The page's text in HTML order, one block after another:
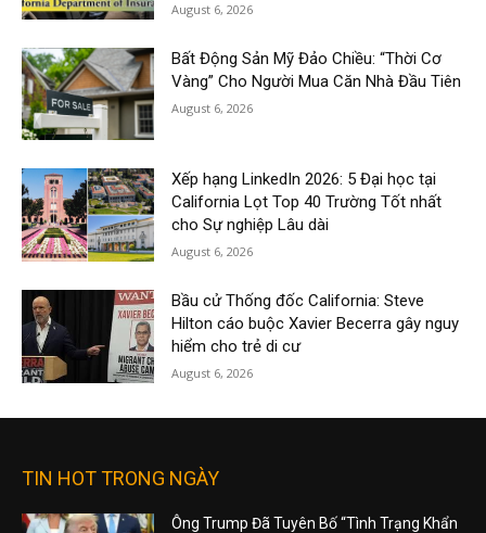
August 6, 2026
Bất Động Sản Mỹ Đảo Chiều: “Thời Cơ
Vàng” Cho Người Mua Căn Nhà Đầu Tiên
August 6, 2026
Xếp hạng LinkedIn 2026: 5 Đại học tại
California Lọt Top 40 Trường Tốt nhất
cho Sự nghiệp Lâu dài
August 6, 2026
Bầu cử Thống đốc California: Steve
Hilton cáo buộc Xavier Becerra gây nguy
hiểm cho trẻ di cư
August 6, 2026
TIN HOT TRONG NGÀY
Ông Trump Đã Tuyên Bố “Tình Trạng Khẩn